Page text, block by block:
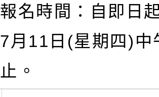
報名時間：自即日
7月11日(星期四)中
止。